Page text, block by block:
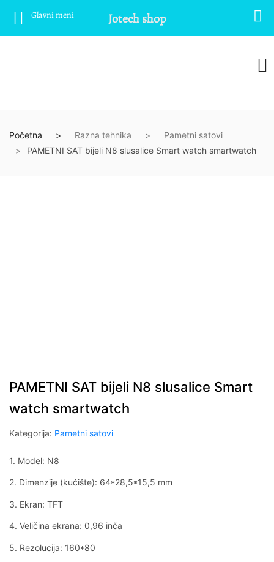
Početna Razna tehnika
Pametni satovi
PAMETNI SAT bijeli N8 slusalice Smart watch smartwatch
PAMETNI SAT bijeli N8 slusalice Smart
watch smartwatch
Kategorija: Pametni satovi
1. Model: N8
2. Dimenzije (kućište): 64*28,5*15,5 mm
3. Ekran: TFT
4. Veličina ekrana: 0,96 inča
5. Rezolucija: 160*80
Glavni meni Jotech shop